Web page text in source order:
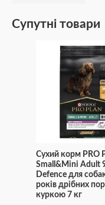
Супутні товари
Сухий корм PRO
Small&Mini Adult
Defence для
років дрібних
куркою 7 кг